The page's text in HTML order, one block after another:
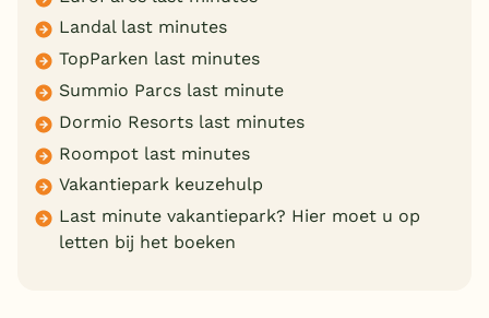
Landal last minutes
TopParken last minutes
Summio Parcs last minute
Dormio Resorts last minutes
Roompot last minutes
Vakantiepark keuzehulp
Last minute vakantiepark? Hier moet u op
letten bij het boeken